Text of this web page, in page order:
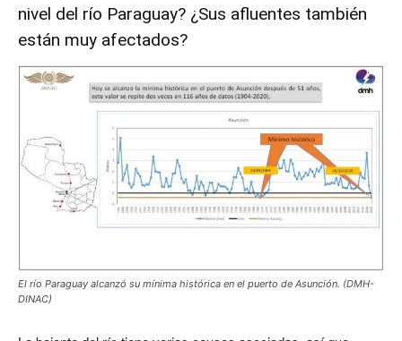
nivel del río Paraguay? ¿Sus afluentes también
están muy afectados?
El río Paraguay alcanzó su mínima histórica en el puerto de Asunción. (DMH-
DINAC)